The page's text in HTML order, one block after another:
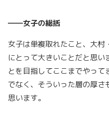
――女子の総括
女子は単複取れたこと、大村
にとって大きいことだと思い
とを目指してここまでやっ
でなく、そういった層の厚さ
思います。